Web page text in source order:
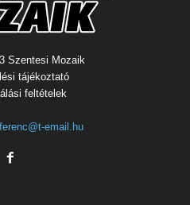
Szentesi Mozaik
tájékoztató
feltételek
email.hu